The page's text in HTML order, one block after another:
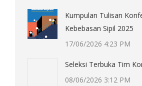
Kumpulan Tulisan
Kebebasan Sipil 2025
17/06/2026 4:23 PM
Seleksi Terbuka Tim
08/06/2026 3:12 PM